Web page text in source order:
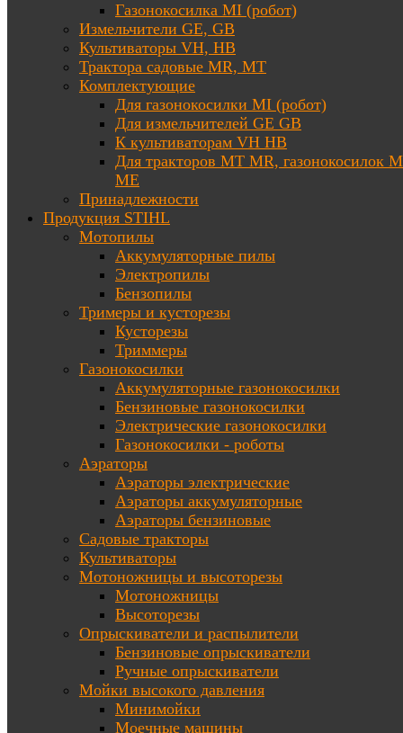
Газонокосилка MI (робот)
Измельчители GE, GB
Культиваторы VH, HB
Трактора садовые MR, MT
Комплектующие
Для газонокосилки MI (робот)
Для измельчителей GE GB
К культиваторам VH HB
Для тракторов МТ MR, газонокосилок
ME
Принадлежности
Продукция STIHL
Мотопилы
Аккумуляторные пилы
Электропилы
Бензопилы
Тримеры и кусторезы
Кусторезы
Триммеры
Газонокосилки
Аккумуляторные газонокосилки
Бензиновые газонокосилки
Электрические газонокосилки
Газонокосилки - роботы
Аэраторы
Аэраторы электрические
Аэраторы аккумуляторные
Аэраторы бензиновые
Садовые тракторы
Культиваторы
Мотоножницы и высоторезы
Мотоножницы
Высоторезы
Опрыскиватели и распылители
Бензиновые опрыскиватели
Ручные опрыскиватели
Мойки высокого давления
Минимойки
Моечные машины